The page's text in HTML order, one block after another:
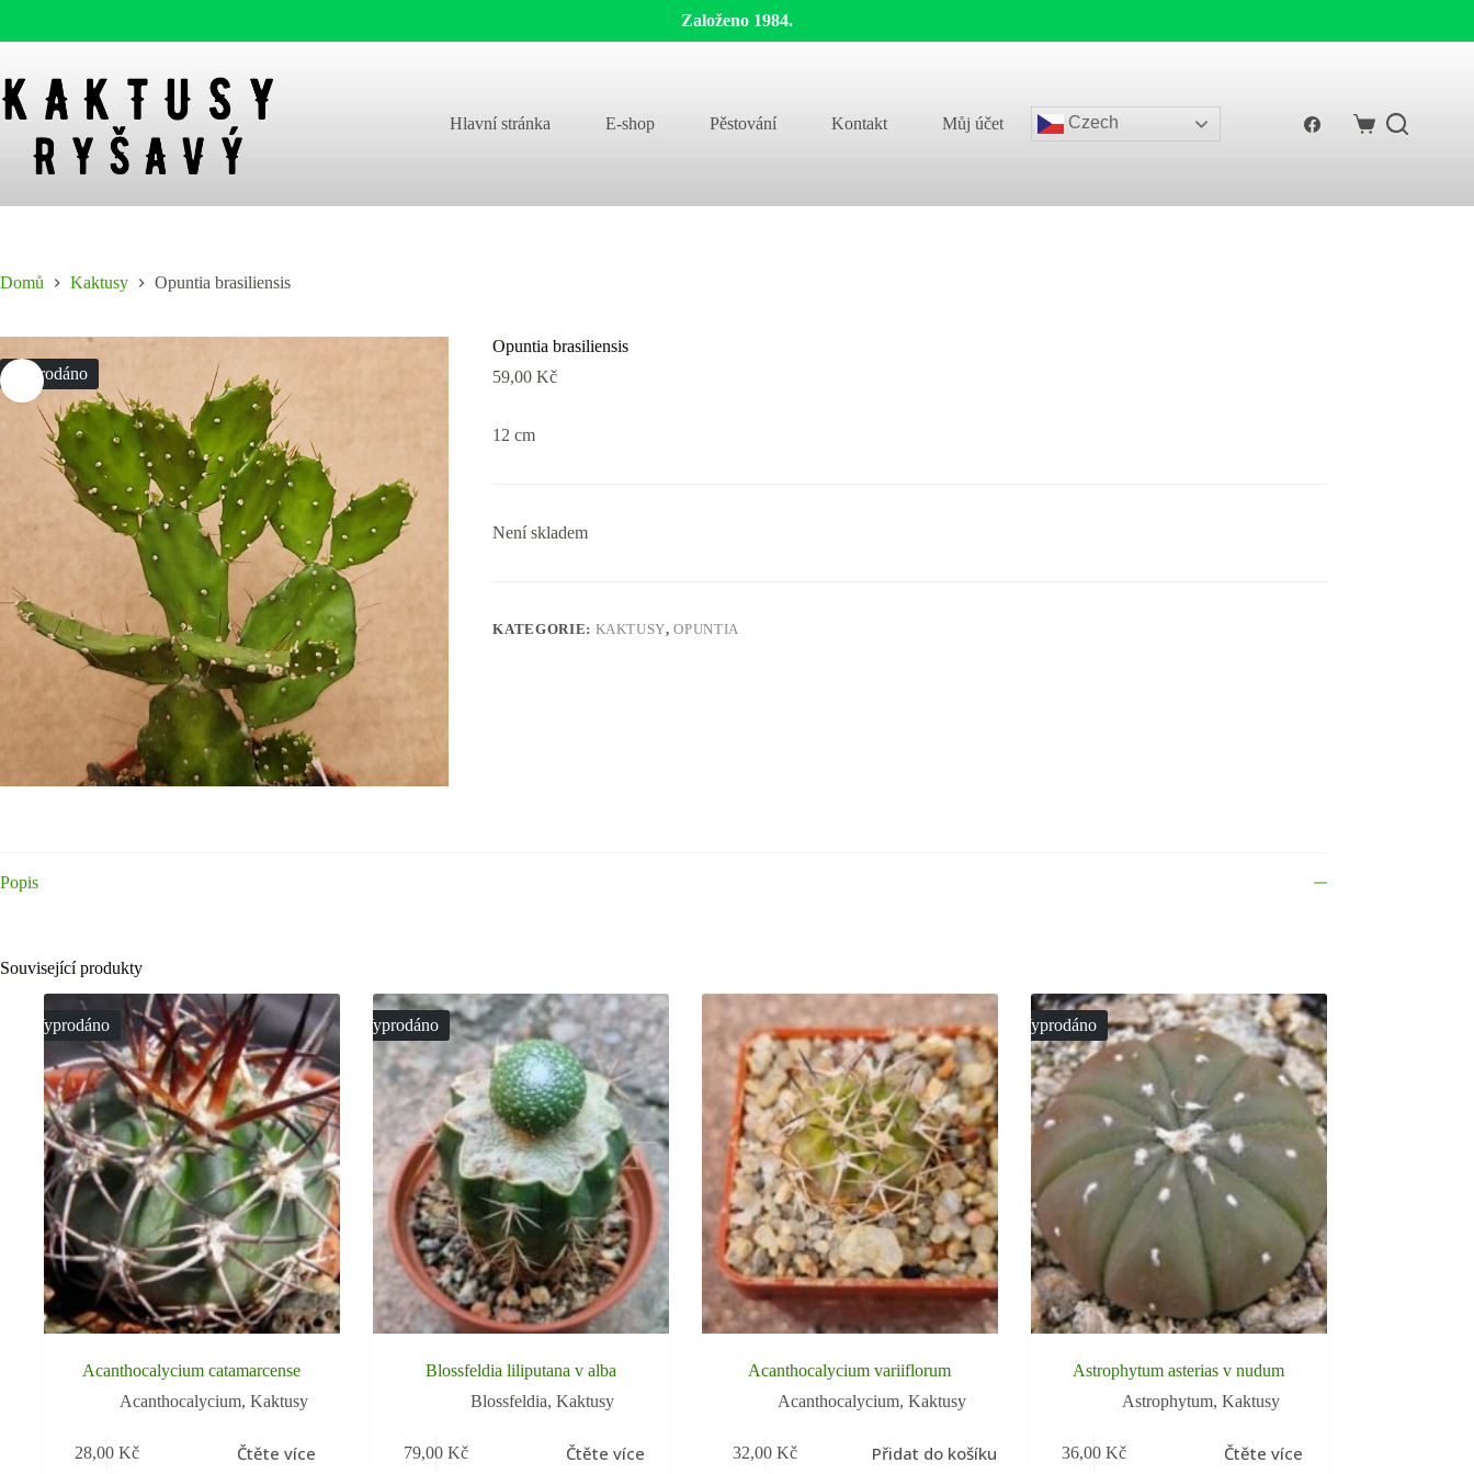
Založeno 1984.
content
Hlavní stránka
E-shop Pěstování Kontakt Můj účet Czech
Shopping
Domů Kaktusy Opuntia brasiliensis
Vyprodáno
Opuntia brasiliensis
59,00Kč
12 cm
Není skladem
KATEGORIE: KAKTUSY,OPUNTIA
Popis
Související produkty
Vyprodáno
Acanthocalycium catamarcense
Acanthocalycium, Kaktusy
28,00 Kč Čtěte více
Vyprodáno
Blossfeldia liliputana v alba
Blossfeldia,Kaktusy
79,00 Kč Čtěte více
Acanthocalycium variiflorum
Acanthocalycium, Kaktusy
32,00 Kč Přidat do košíku
Vyprodáno
Astrophytum asterias v nudum
Astrophytum, Kaktusy
36,00 Kč Čtěte více